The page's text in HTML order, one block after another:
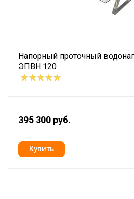
Напорный проточный
ЭПВН 120
395 300 руб.